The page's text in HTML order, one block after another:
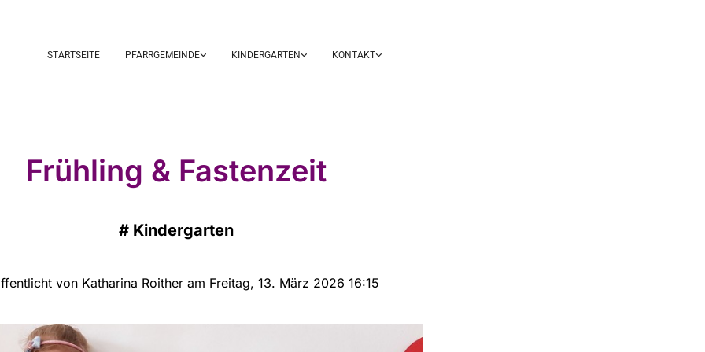
STARTSEITE PFARRGEMEINDE KINDERGARTEN KONTAKT
Frühling & Fastenzeit
# Kindergarten
von Katharina Roither am Freitag, 13. März 2026 16:15